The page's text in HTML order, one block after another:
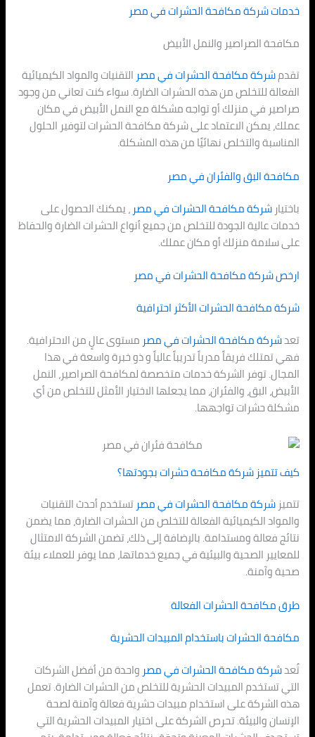
خدمات شركة مكافحة الحشرات في مصر
مكافحة الصراصير والنمل الأبيض
تقدمشركة مكافحة الحشرات في مصر التقنيات والمواد الكيميائية
الفعالة للتخلص من هذه الحشرات الضارة. سواء كنت تعاني من وجود
صراصير في منزلك أو تواجه مشكلة مع النمل الأبيض في مكان
عملك، يمكن الاعتماد على شركة مكافحة الحشرات لتوفير الحلول
المناسبة والتخلص نهائيًا من هذه المشكلة.
مكافحة البق والفئران في مصر
باختيارشركة مكافحة الحشرات في مصر ، يمكنك الحصول على
خدمات عالية الجودة للتخلص من جميع أنواع الحشرات الضارة والحفاظ
على سلامة منزلك أو مكان عملك.
ارخص شركة مكافحة الحشرات في مصر
شركة مكافحة الحشرات الأكثر احترافية
تعدشركة مكافحة الحشرات في مصر مستوى عالٍ من الاحترافية.
فهي تمتلك فريقاً مدرباً تدريباً عالياً و ذو خبرة واسعة في هذا
المجال. توفر الشركة خدمات متخصصة لمكافحة الصراصير، النمل
الأبيض، البق، والفئران، مما يجعلها الاختيار الأمثل للتخلص من أي
مشكلة حشرات تواجهها.
كيف تتميز شركة مكافحة حشرات بجودتها؟
تتميزشركة مكافحة الحشرات في مصرتستخدم أحدث التقنيات
والمواد الكيميائية الفعالة للتخلص من الحشرات الضارة، مما يضمن
نتائج فعالة ومستدامة. بالإضافة إلى ذلك، تضمن الشركة الامتثال
للمعايير الصحية والبيئية في جميع خدماتها، مما يوفر للعملاء بيئة
صحية وآمنة.
طرق مكافحة الحشرات الفعالة
مكافحة الحشرات باستخدام المبيدات الحشرية
تُعدشركة مكافحة الحشرات في مصر واحدة من أفضل الشركات
التي تستخدم المبيدات الحشرية للتخلص من الحشرات الضارة. تعمل
هذه الشركة على استخدام مبيدات حشرية فعالة وآمنة لصحة
الإنسان والبيئة. تحرص الشركة على اختيار المبيدات الحشرية التي